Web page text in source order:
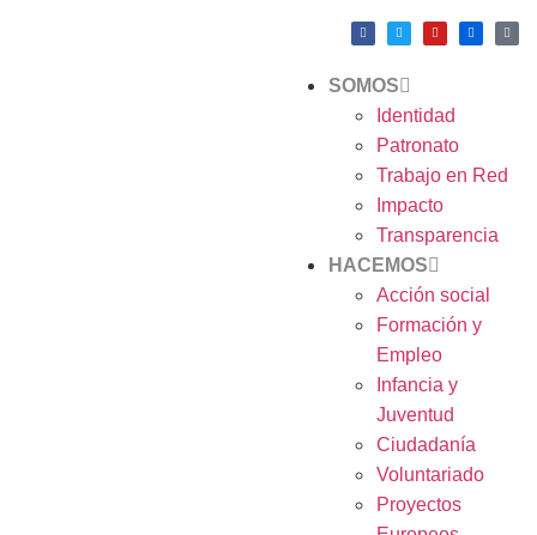
SOMOS
Identidad
Patronato
Trabajo en Red
Impacto
Transparencia
HACEMOS
Acción social
Formación y
Empleo
Infancia y
Juventud
Ciudadanía
Voluntariado
Proyectos